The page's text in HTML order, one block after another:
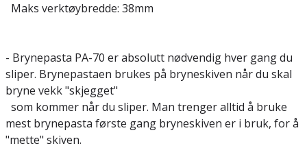
Maks verktøybredde: 38mm
- Brynepasta PA-70 er absolutt nødvendig hver gang du
sliper. Brynepastaen brukes på bryneskiven når du skal
bryne vekk "skjegget"
som kommer når du sliper. Man trenger alltid å bruke
mest brynepasta første gang bryneskiven er i bruk, for å
"mette" skiven.